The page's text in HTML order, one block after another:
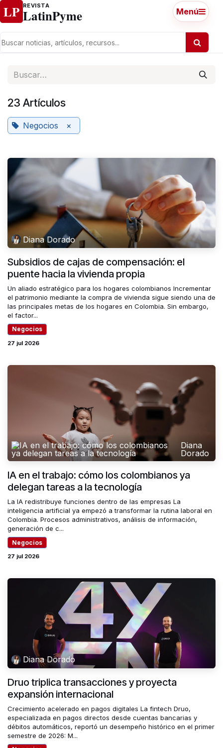
Ir al contenido
LP REVISTA
LatinPyme Menú
23 Artículos
Negocios ×
Diana Dorado
Subsidios de cajas de compensación: el
puente hacia la vivienda propia
Un aliado estratégico para los hogares colombianos Incrementar
el patrimonio mediante la compra de vivienda sigue siendo una de
las principales metas de los hogares en Colombia. Sin embargo,
el factor...
Negocios
27 jul 2026
Diana
Dorado
IA en el trabajo: cómo los colombianos ya
delegan tareas a la tecnología
La IA redistribuye funciones dentro de las empresas La
inteligencia artificial ya empezó a transformar la rutina laboral en
Colombia. Procesos administrativos, análisis de información,
generación de c...
Negocios
27 jul 2026
Diana Dorado
Druo triplica transacciones y proyecta
expansión internacional
Crecimiento acelerado en pagos digitales La fintech Druo,
especializada en pagos directos desde cuentas bancarias y
débitos automáticos, reportó un desempeño histórico en el primer
semestre de 2026: M...